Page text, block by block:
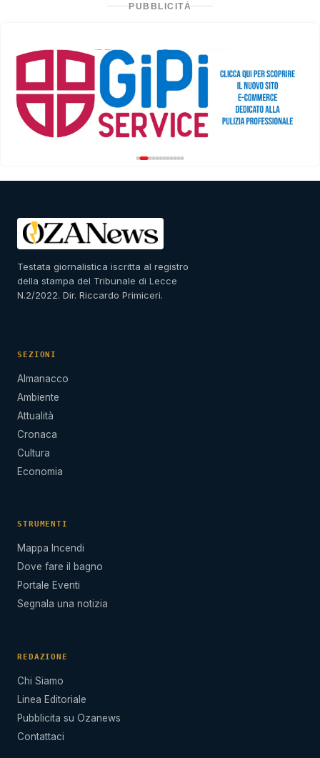
PUBBLICITÀ
Testata giornalistica iscritta al registro
della stampa del Tribunale di Lecce
N.2/2022. Dir. Riccardo Primiceri.
SEZIONI
Almanacco
Ambiente
Attualità
Cronaca
Cultura
Economia
STRUMENTI
Mappa Incendi
Dove fare il bagno
Portale Eventi
Segnala una notizia
REDAZIONE
Chi Siamo
Linea Editoriale
Pubblicita su Ozanews
Contattaci